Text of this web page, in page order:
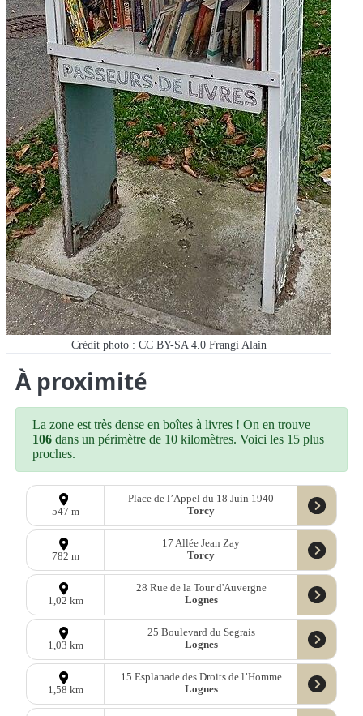
Crédit photo : CC BY-SA 4.0 Frangi Alain
À proximité
La zone est très dense en boîtes à livres ! On en trouve
106 dans un périmètre de 10 kilomètres. Voici les 15 plus
proches.
547 m
Place de l’Appel du 18 Juin 1940
Torcy
782 m
17 Allée Jean Zay
Torcy
1,02 km
28 Rue de la Tour d'Auvergne
Lognes
1,03 km
25 Boulevard du Segrais
Lognes
1,58 km
15 Esplanade des Droits de l’Homme
Lognes